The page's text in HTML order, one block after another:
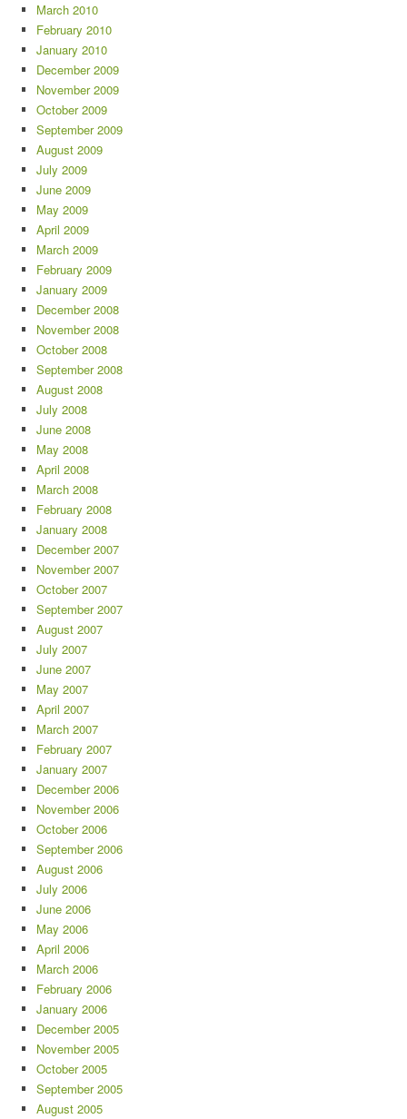
March 2010
February 2010
January 2010
December 2009
November 2009
October 2009
September 2009
August 2009
July 2009
June 2009
May 2009
April 2009
March 2009
February 2009
January 2009
December 2008
November 2008
October 2008
September 2008
August 2008
July 2008
June 2008
May 2008
April 2008
March 2008
February 2008
January 2008
December 2007
November 2007
October 2007
September 2007
August 2007
July 2007
June 2007
May 2007
April 2007
March 2007
February 2007
January 2007
December 2006
November 2006
October 2006
September 2006
August 2006
July 2006
June 2006
May 2006
April 2006
March 2006
February 2006
January 2006
December 2005
November 2005
October 2005
September 2005
August 2005